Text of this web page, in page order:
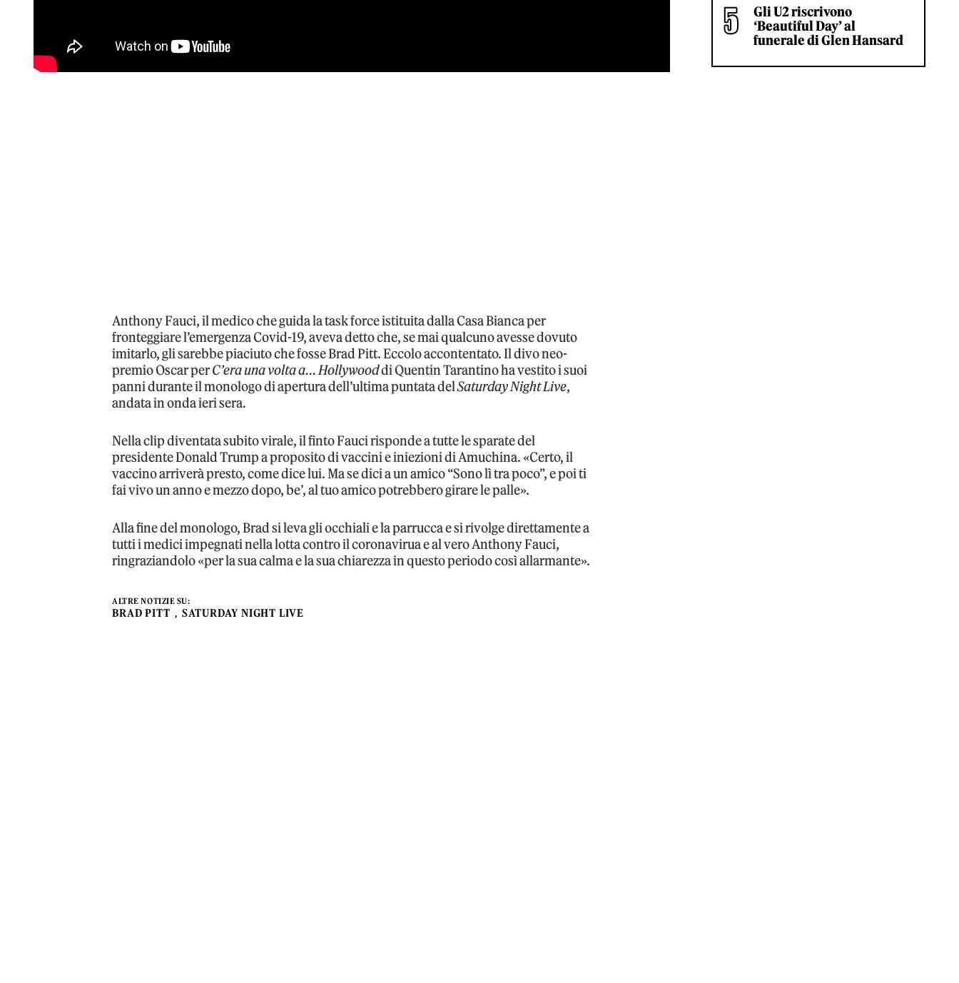
Anthony Fauci, il medico che guida la task force istituita dalla Casa Bianca per
fronteggiare l’emergenza Covid-19, aveva detto che, se mai qualcuno avesse dovuto
imitarlo, gli sarebbe piaciuto che fosse Brad Pitt. Eccolo accontentato. Il divo neo-
premio Oscar perC’era una volta a… Hollywooddi Quentin Tarantino ha vestito i suoi
panni durante il monologo di apertura dell’ultima puntata delSaturday Night Live,
andata in onda ieri sera.
Nella clip diventata subito virale, il finto Fauci risponde a tutte le sparate del
presidente Donald Trump a proposito di vaccini e iniezioni di Amuchina. «Certo, il
vaccino arriverà presto, come dice lui. Ma se dici a un amico “Sono lì tra poco”, e poi ti
fai vivo un anno e mezzo dopo, be’, al tuo amico potrebbero girare le palle».
Alla fine del monologo, Brad si leva gli occhiali e la parrucca e si rivolge direttamente a
tutti i medici impegnati nella lotta contro il coronavirua e al vero Anthony Fauci,
ringraziandolo «per la sua calma e la sua chiarezza in questo periodo così allarmante».
ALTRE NOTIZIE SU:
BRAD PITT SATURDAY NIGHT LIVE
Gli U2 riscrivono
‘Beautiful Day’ al
funerale di Glen Hansard